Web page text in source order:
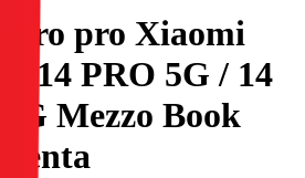
pro Xiaomi
14 PRO 5G / 14
Mezzo Book